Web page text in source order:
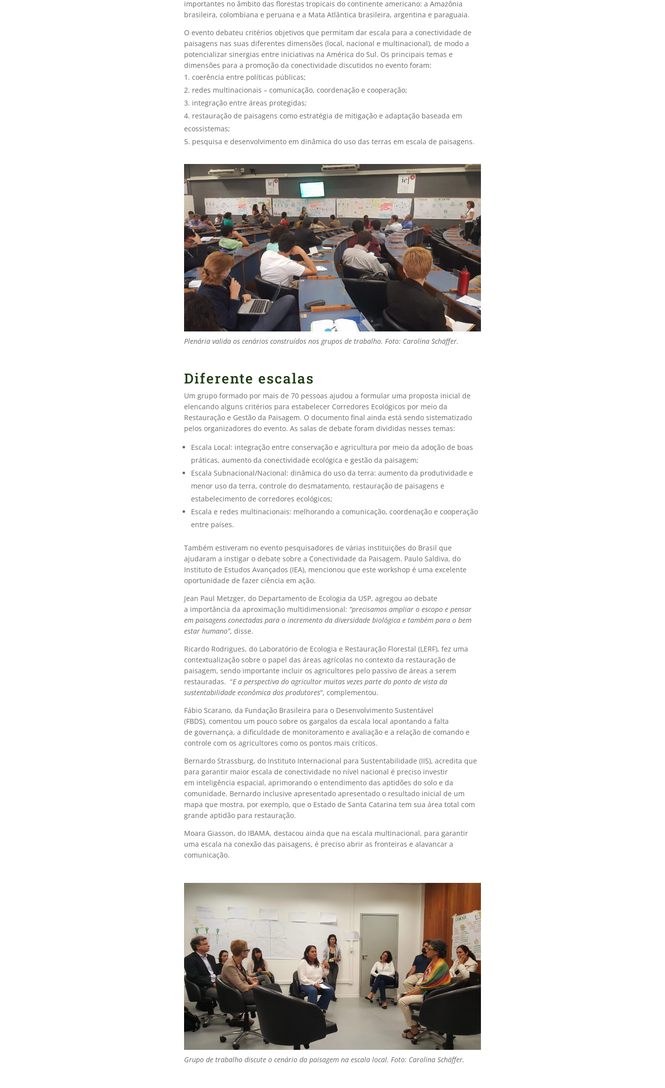
importantes no âmbito das florestas tropicais do continente americano: a Amazônia
brasileira, colombiana e peruana e a Mata Atlântica brasileira, argentina e paraguaia.
O evento debateu critérios objetivos que permitam dar escala para a conectividade de
paisagens nas suas diferentes dimensões (local, nacional e multinacional), de modo a
potencializar sinergias entre iniciativas na América do Sul. Os principais temas e
dimensões para a promoção da conectividade discutidos no evento foram:
coerência entre políticas públicas;
redes multinacionais – comunicação, coordenação e cooperação;
integração entre áreas protegidas;
restauração de paisagens como estratégia de mitigação e adaptação baseada em
ecossistemas;
pesquisa e desenvolvimento em dinâmica do uso das terras em escala de paisagens.
Plenária valida os cenários construídos nos grupos de trabalho. Foto: Carolina Schäffer.
Diferente escalas
Um grupo formado por mais de 70 pessoas ajudou a formular uma proposta inicial de
elencando alguns critérios para estabelecer Corredores Ecológicos por meio da
Restauração e Gestão da Paisagem. O documento final ainda está sendo sistematizado
pelos organizadores do evento. As salas de debate foram divididas nesses temas:
Escala Local: integração entre conservação e agricultura por meio da adoção de boas
práticas, aumento da conectividade ecológica e gestão da paisagem;
Escala Subnacional/Nacional: dinâmica do uso da terra: aumento da produtividade e
menor uso da terra, controle do desmatamento, restauração de paisagens e
estabelecimento de corredores ecológicos;
Escala e redes multinacionais: melhorando a comunicação, coordenação e cooperação
entre países.
Também estiveram no evento pesquisadores de várias instituições do Brasil que
ajudaram a instigar o debate sobre a Conectividade da Paisagem. Paulo Saldiva, do
Instituto de Estudos Avançados (IEA), mencionou que este workshop é uma excelente
oportunidade de fazer ciência em ação.
Jean Paul Metzger, do Departamento de Ecologia da USP, agregou ao debate
a importância da aproximação multidimensional: “precisamos ampliar o escopo e pensar
em paisagens conectadas para o incremento da diversidade biológica e também para o bem
estar humano”, disse.
Ricardo Rodrigues, do Laboratório de Ecologia e Restauração Florestal (LERF), fez uma
contextualização sobre o papel das áreas agrícolas no contexto da restauração de
paisagem, sendo importante incluir os agricultores pelo passivo de áreas a serem
restauradas. “E a perspectiva do agricultor muitas vezes parte do ponto de vista da
sustentabilidade econômica dos produtores“, complementou.
Fábio Scarano, da Fundação Brasileira para o Desenvolvimento Sustentável
(FBDS), comentou um pouco sobre os gargalos da escala local apontando a falta
de governança, a dificuldade de ‎monitoramento e avaliação e a relação de ‎comando e
controle com os agricultores como os pontos mais críticos.
Bernardo Strassburg, do Instituto Internacional para Sustentabilidade (IIS), acredita que
para garantir maior escala de conectividade no nível nacional é preciso investir
em inteligência espacial, aprimorando o entendimento das aptidões do solo e da
comunidade. Bernardo inclusive apresentado apresentado o resultado inicial de um
mapa que mostra, por exemplo, que o Estado de Santa Catarina tem sua área total com
grande aptidão para restauração.
Moara Giasson, do IBAMA, destacou ainda que na escala multinacional, para garantir
uma escala na conexão das paisagens, é preciso abrir as fronteiras e ‎alavancar a
comunicação.
Grupo de trabalho discute o cenário da paisagem na escala local. Foto: Carolina Schäffer.